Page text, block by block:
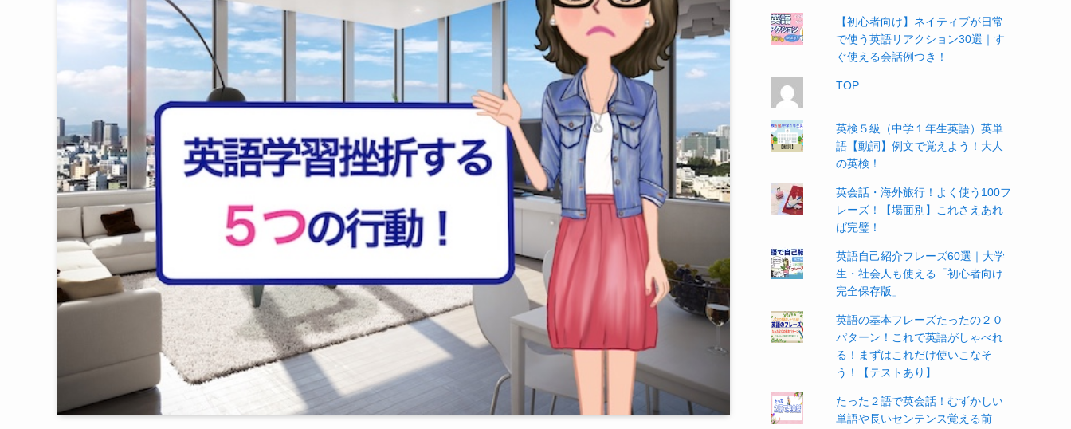
【初心者向け】ネイティブが日常
で使う英語リアクション30選｜す
ぐ使える会話例つき！
TOP
英検５級（中学１年生英語）英単
語【動詞】例文で覚えよう！大人
の英検！
英会話・海外旅行！よく使う100フ
レーズ！【場面別】これさえあれ
ば完璧！
英語自己紹介フレーズ60選｜大学
生・社会人も使える「初心者向け
完全保存版」
英語の基本フレーズたったの２０
パターン！これで英語がしゃべれ
る！まずはこれだけ使いこなそ
う！【テストあり】
たった２語で英会話！むずかしい
単語や長いセンテンス覚える前